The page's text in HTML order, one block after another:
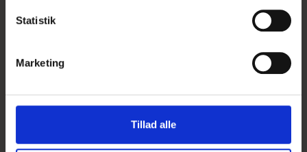
Statistik
Marketing
Tillad alle
14,00 DKK
Vis produkt